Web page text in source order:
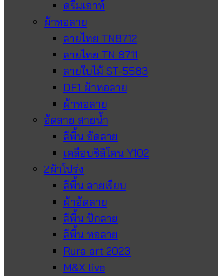
ดรีมเอาท์
ผ้าทอลาย
ลายไทย TN8712
ลายไทย TN 8711
ลายใบไม้ ST-5583
DF1 ผ้าทอลาย
ผ้าทอลาย
อัดลาย สายน้ำ
สีพื้น อัดลาย
เคลือบซิลิโคน Y102
2ผ้าโปร่ง
สีพื้น ลายเรียบ
ผ้าอัดลาย
สีพื้น ปักลาย
สีพื้น ทอลาย
Rura art 2023
M&X live